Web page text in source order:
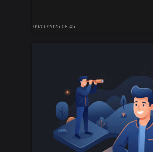
09/06/2025 08:45